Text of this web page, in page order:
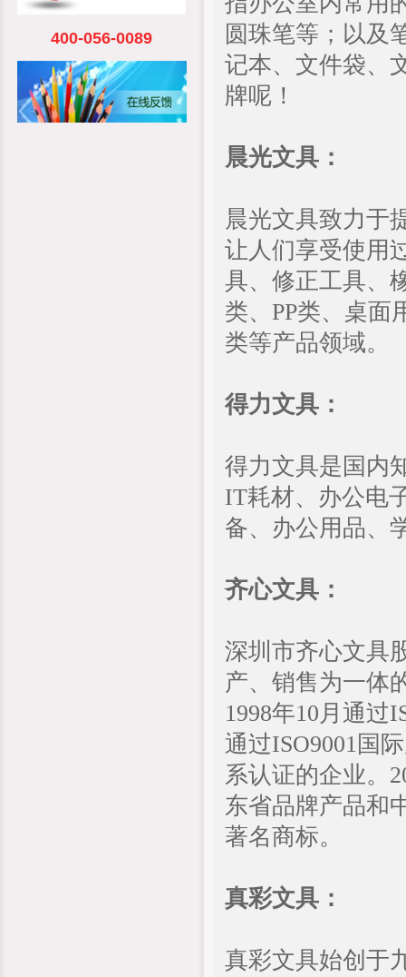
400-056-0089
圆珠笔等；以及
记本、文件袋、
牌呢！
晨光文具：
晨光文具致力于
让人们享受使用
具、修正工具、
类、PP类、桌面
类等产品领域。
得力文具：
得力文具是国内
IT耗材、办公电
备、办公用品、
齐心文具：
深圳市齐心文具
产、销售为一体
1998年10月通过
通过ISO9001国
系认证的企业。
东省品牌产品和
著名商标。
真彩文具：
真彩文具始创于